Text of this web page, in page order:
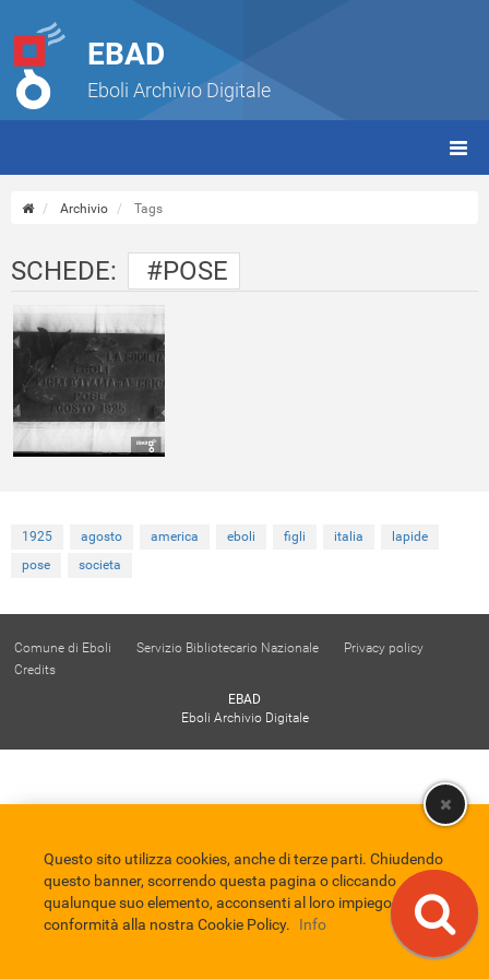
EBAD
Eboli Archivio Digitale
Archivio Tags
SCHEDE: #POSE
1925 agosto america eboli figli italia
lapide
pose
societa
Comune di Eboli Servizio Bibliotecario Nazionale
Privacy policy
Credits
EBAD
Eboli Archivio Digitale
Questo sito utilizza cookies, anche di terze parti. Chiudendo
questo banner, scorrendo questa pagina o cliccando
qualunque suo elemento, acconsenti al loro impiego in
conformità alla nostra Cookie Policy.
Info